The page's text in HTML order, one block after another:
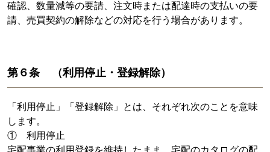
確認、数量減等の要請、注文時または配達時の支払いの要
請、売買契約の解除などの対応を行う場合があります。
第６条 （利用停止・登録解除）
「利用停止」「登録解除」とは、それぞれ次のことを意味
します。
① 利用停止
宅配事業の利用登録を維持したまま、宅配のカタログの配